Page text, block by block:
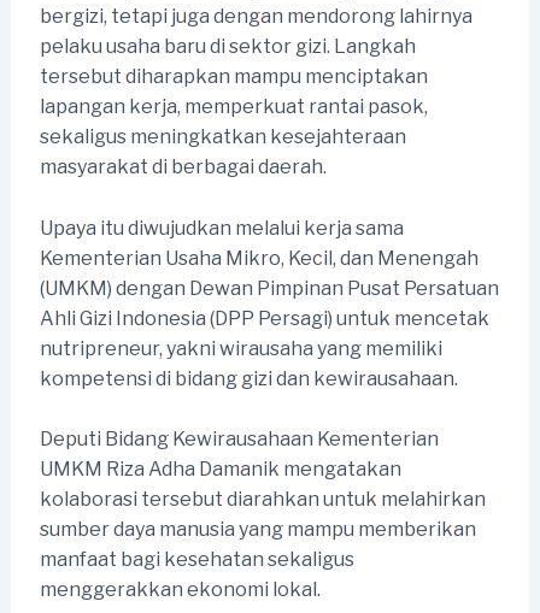
bergizi, tetapi juga dengan mendorong lahirnya
pelaku usaha baru di sektor gizi. Langkah
tersebut diharapkan mampu menciptakan
lapangan kerja, memperkuat rantai pasok,
sekaligus meningkatkan kesejahteraan
masyarakat di berbagai daerah.
Upaya itu diwujudkan melalui kerja sama
Kementerian Usaha Mikro, Kecil, dan Menengah
(UMKM) dengan Dewan Pimpinan Pusat Persatuan
Ahli Gizi Indonesia (DPP Persagi) untuk mencetak
nutripreneur, yakni wirausaha yang memiliki
kompetensi di bidang gizi dan kewirausahaan.
Deputi Bidang Kewirausahaan Kementerian
UMKM Riza Adha Damanik mengatakan
kolaborasi tersebut diarahkan untuk melahirkan
sumber daya manusia yang mampu memberikan
manfaat bagi kesehatan sekaligus
menggerakkan ekonomi lokal.